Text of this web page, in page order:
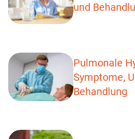
und
Pulmonale
Symptome,
Behandlung